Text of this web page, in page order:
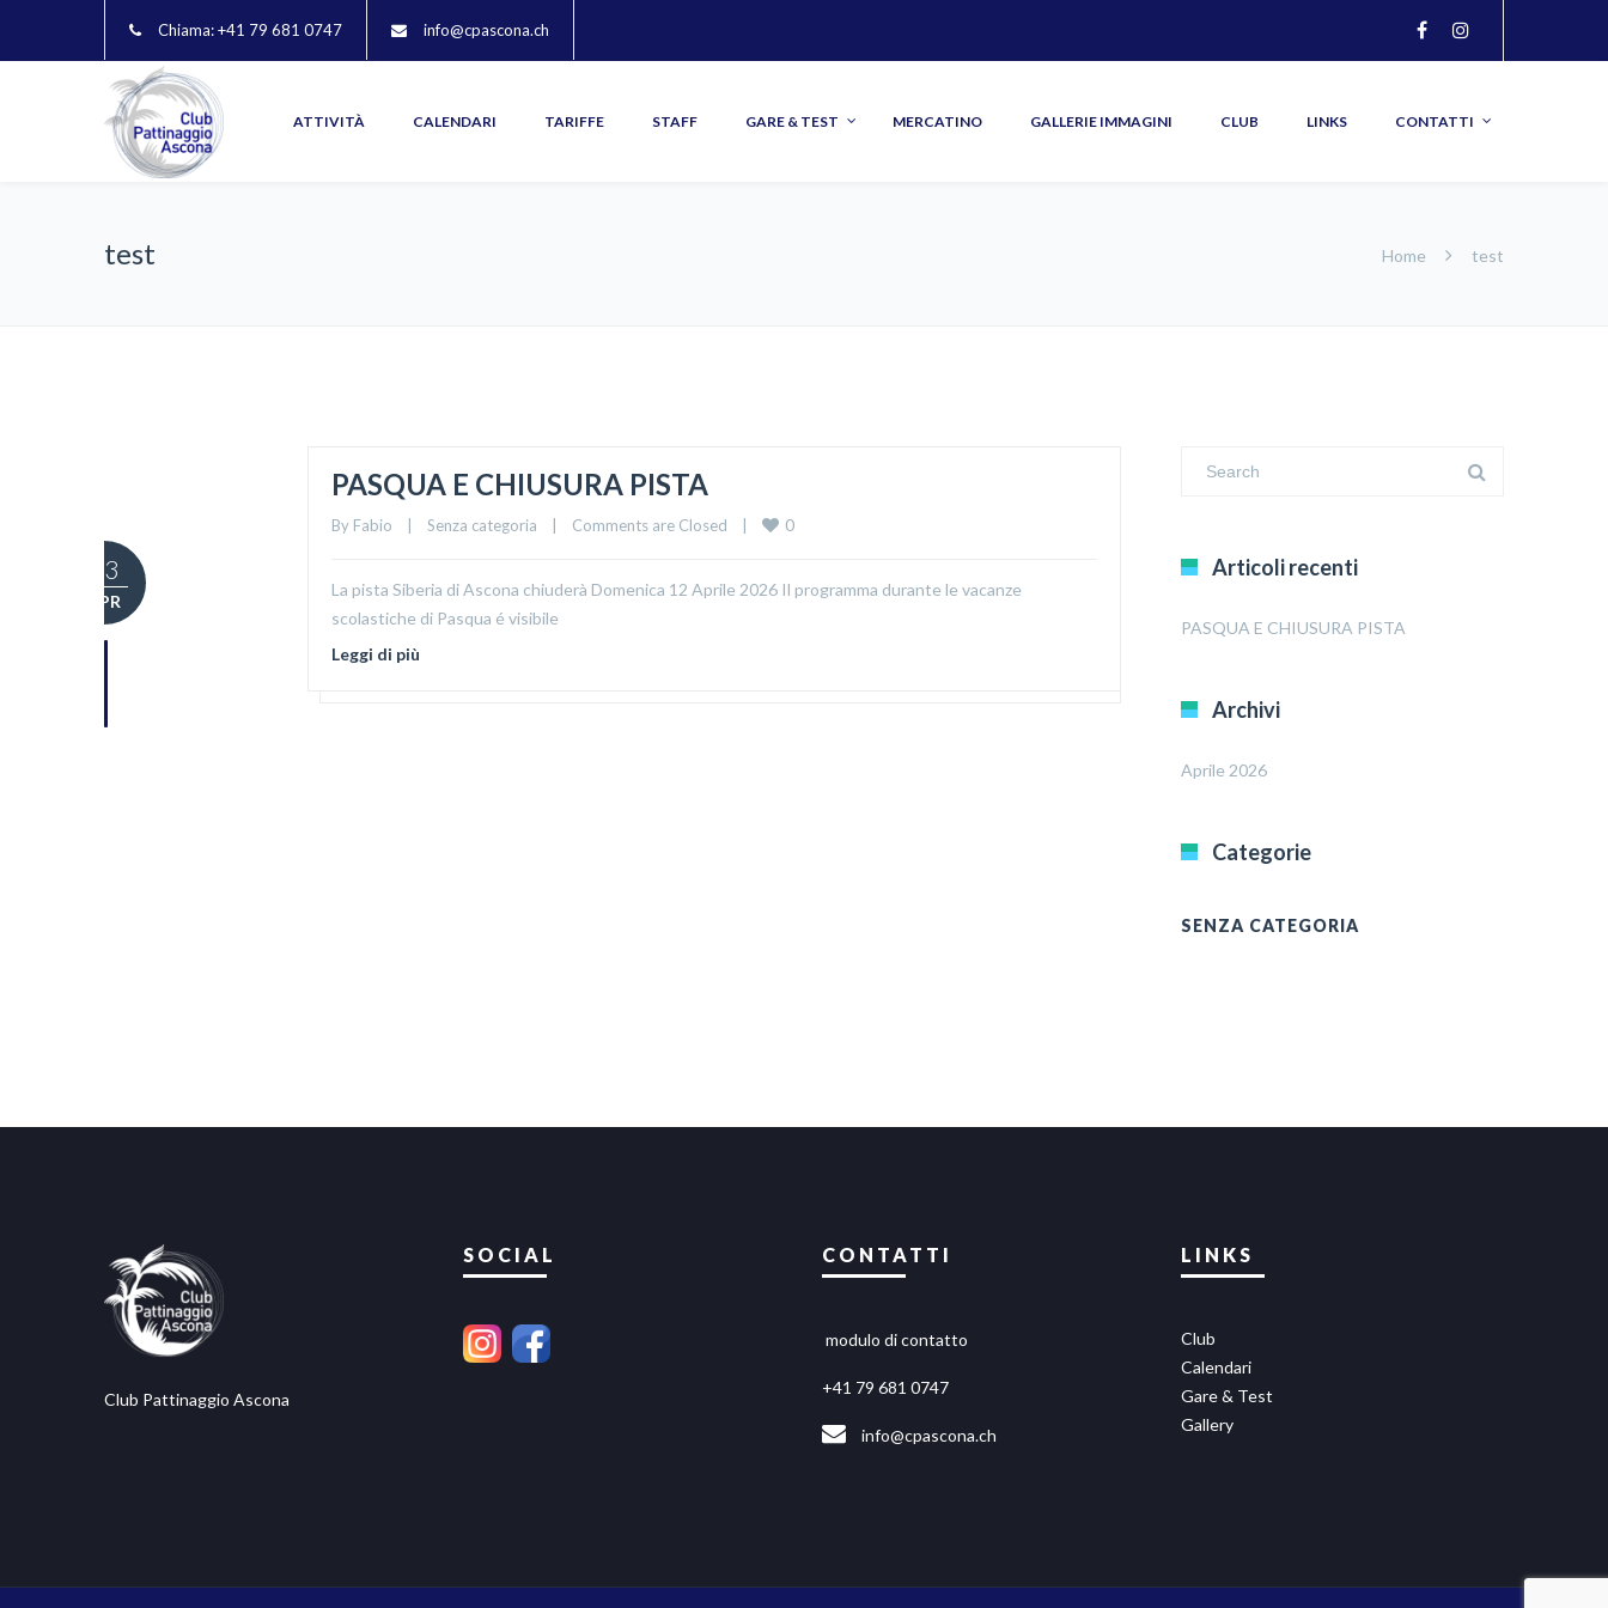
Chiama: +41 79 681 0747 info@cpascona.ch
ATTIVITÀ CALENDARI TARIFFE STAFF GARE & TEST MERCATINO GALLERIE IMMAGINI CLUB LINKS CONTATTI
test Home test
03
APR
PASQUA E CHIUSURA PISTA
By Fabio Senza categoria Comments are Closed 0
La pista Siberia di Ascona chiuderà Domenica 12 Aprile 2026 Il programma durante le vacanze
scolastiche di Pasqua é visibile
Articoli recenti
PASQUA E CHIUSURA PISTA
Archivi
Aprile 2026
Categorie
SENZA CATEGORIA
Club Pattinaggio Ascona
SOCIAL CONTATTI
modulo di contatto
+41 79 681 0747
info@cpascona.ch
LINKS
Club
Calendari
Gare & Test
Gallery